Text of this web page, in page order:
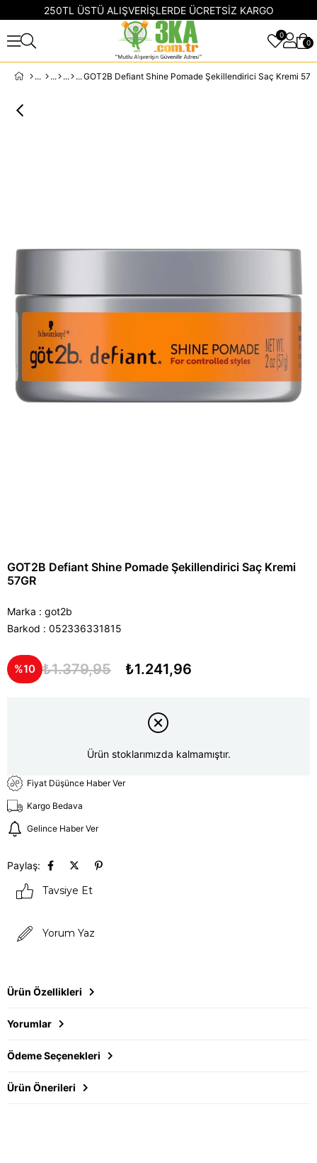
250TL ÜSTÜ ALIŞVERİŞLERDE ÜCRETSİZ KARGO
0
0
GOT2B Defiant Shine Pomade Şekillendirici Saç Kremi
GOT2B Defiant Shine Pomade Şekillendirici Saç Kremi
57GR
Marka : got2b
Barkod : 052336331815
10 ₺1.379,95 ₺1.241,96
Ürün stoklarımızda kalmamıştır.
Fiyat Düşünce Haber Ver
Kargo Bedava
Gelince Haber Ver
Paylaş:
Tavsiye Et
Yorum Yaz
Ürün Özellikleri
Yorumlar
Ödeme Seçenekleri
Ürün Önerileri